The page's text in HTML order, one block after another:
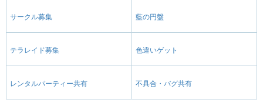
サークル募集 藍の円盤
テラレイド募集 色違いゲット
レンタルパーティー共有 不具合・バグ共有